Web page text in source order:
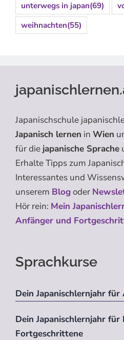
unterwegs in japan(69)
weihnachten(55)
Japanischschule
Japanisch lernen in Wien
für die japanische Sprache
Erhalte Tipps zum
Interessantes und
unserem Blogoder
Hör rein: Mein
Anfänger und
Sprachkurse
Dein Japanischlernjahr für
Dein Japanischlernjahr für
Fortgeschrittene